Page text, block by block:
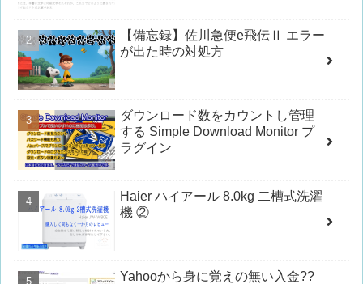
【備忘録】佐川急便e飛伝Ⅱ エラー
が出た時の対処方
ダウンロード数をカウントし管理
する Simple Download Monitor プ
ラグイン
Haier ハイアール 8.0kg 二槽式洗濯
機 ②
Yahooから身に覚えの無い入金??